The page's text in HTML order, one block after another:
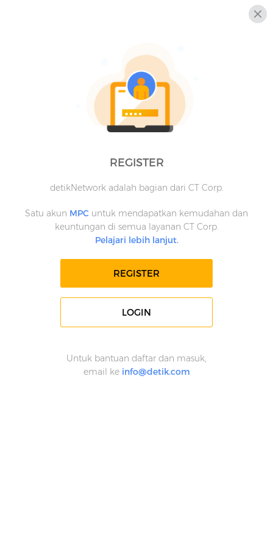
REGISTER
detikNetwork adalah bagian dari CT Corp.
Satu akun MPC untuk mendapatkan kemudahan dan
keuntungan di semua layanan CT Corp.
Pelajari lebih lanjut.
REGISTER
LOGIN
Untuk bantuan daftar dan masuk,
email ke info@detik.com